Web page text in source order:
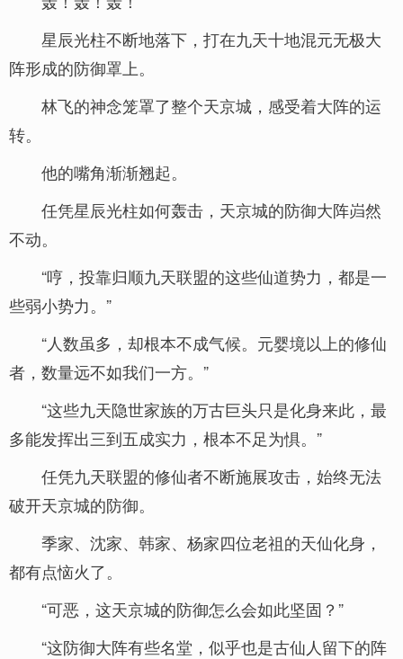
星辰光柱不断地落下，打在九天十地混元无极大
阵形成的防御罩上。
林飞的神念笼罩了整个天京城，感受着大阵的运
转。
他的嘴角渐渐翘起。
任凭星辰光柱如何轰击，天京城的防御大阵岿然
不动。
“哼，投靠归顺九天联盟的这些仙道势力，都是一
些弱小势力。”
“人数虽多，却根本不成气候。元婴境以上的修仙
者，数量远不如我们一方。”
“这些九天隐世家族的万古巨头只是化身来此，最
多能发挥出三到五成实力，根本不足为惧。”
任凭九天联盟的修仙者不断施展攻击，始终无法
破开天京城的防御。
季家、沈家、韩家、杨家四位老祖的天仙化身，
都有点恼火了。
“可恶，这天京城的防御怎么会如此坚固？”
“这防御大阵有些名堂，似乎也是古仙人留下的阵